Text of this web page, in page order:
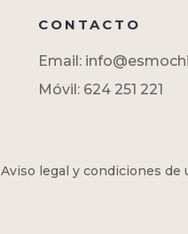
CONTACTO
Email:
Móvil: 624 251 221
Aviso legal y condiciones de